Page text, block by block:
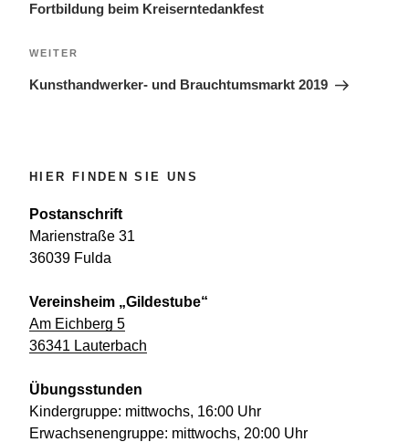
Fortbildung beim Kreiserntedankfest
Nächster
WEITER
Kunsthandwerker- und Brauchtumsmarkt 2019
HIER FINDEN SIE UNS
Postanschrift
Marienstraße 31
36039 Fulda
Vereinsheim „Gildestube“
Am Eichberg 5
36341 Lauterbach
Übungsstunden
Kindergruppe: mittwochs, 16:00 Uhr
Erwachsenengruppe: mittwochs, 20:00 Uhr